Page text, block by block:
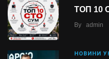
ТОП 10
By admin
НОВИНИ